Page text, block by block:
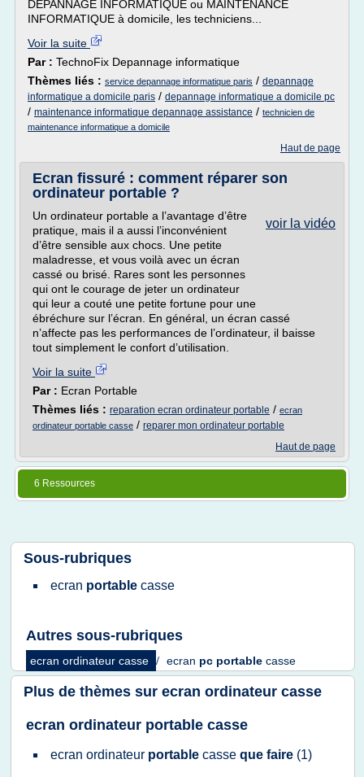
DEPANNAGE INFORMATIQUE ou MAINTENANCE
INFORMATIQUE à domicile, les techniciens...
Voir la suite
Par : TechnoFix Depannage informatique
Thèmes liés : service depannage informatique paris / depannage
informatique a domicile paris / depannage informatique a domicile pc
/ maintenance informatique depannage assistance / technicien de
maintenance informatique a domicile
Haut de page
Ecran fissuré : comment réparer son
ordinateur portable ?
voir la vidéo
Un ordinateur portable a l’avantage d’être
pratique, mais il a aussi l’inconvénient
d’être sensible aux chocs. Une petite
maladresse, et vous voilà avec un écran
cassé ou brisé. Rares sont les personnes
qui ont le courage de jeter un ordinateur
qui leur a couté une petite fortune pour une
ébréchure sur l’écran. En général, un écran cassé
n’affecte pas les performances de l’ordinateur, il baisse
tout simplement le confort d’utilisation.
Voir la suite
Par : Ecran Portable
Thèmes liés : reparation ecran ordinateur portable / ecran
ordinateur portable casse / reparer mon ordinateur portable
Haut de page
6 Ressources
Sous-rubriques
ecran portable casse
Autres sous-rubriques
ecran ordinateur casse / ecran pc portable casse
Plus de thèmes sur ecran ordinateur casse
ecran ordinateur portable casse
ecran ordinateur portable casse que faire (1)